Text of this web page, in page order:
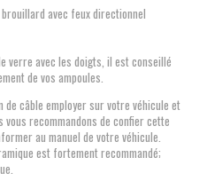
avec feux directionnel
verre avec les doigts, il est conseillé
de vos ampoules.
câble employer sur votre véhicule et
recommandons de confier cette
au manuel de votre véhicule.
est fortement recommandé;